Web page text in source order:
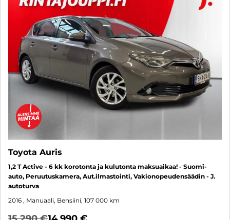
Toyota Auris
1,2 T Active - 6 kk korotonta ja kulutonta maksuaikaa! - Suomi-
auto, Peruutuskamera, Aut.ilmastointi, Vakionopeudensäädin - J.
autoturva
2016 , Manuaali, Bensiini, 107 000 km